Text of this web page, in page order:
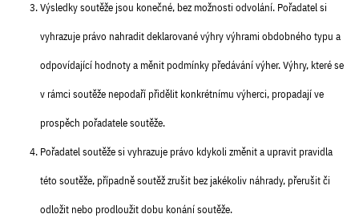
Výsledky soutěže jsou konečné, bez možnosti odvolání. Pořadatel si
vyhrazuje právo nahradit deklarované výhry výhrami obdobného typu a
odpovídající hodnoty a měnit podmínky předávání výher. Výhry, které se
v rámci soutěže nepodaří přidělit konkrétnímu výherci, propadají ve
prospěch pořadatele soutěže.
Pořadatel soutěže si vyhrazuje právo kdykoli změnit a upravit pravidla
této soutěže, případně soutěž zrušit bez jakékoliv náhrady, přerušit či
odložit nebo prodloužit dobu konání soutěže.